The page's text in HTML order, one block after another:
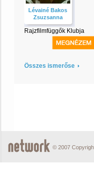
Lévainé Bakos
Zsuzsanna
Rajzfilmfüggők Klubja
Összes ismerőse
© 2007